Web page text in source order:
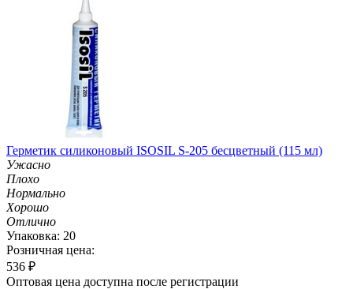
Герметик силиконовый ISOSIL S-205 бесцветный (115 мл)
Ужасно
Плохо
Нормально
Хорошо
Отлично
Упаковка: 20
Розничная цена:
536 ₽
Оптовая цена доступна после регистрации